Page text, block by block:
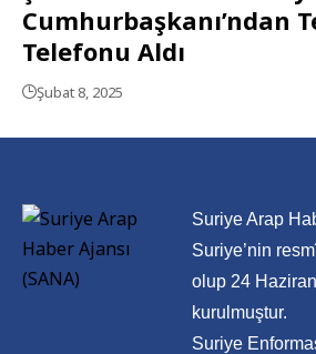
Cumhurbaşkanı’ndan
Telefonu Aldı
Şubat 8, 2025
Suriye Arap
Suriye’nin
olup 24
kurulmuştur.
Suriye